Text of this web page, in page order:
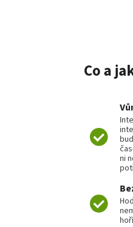
Co a
ni